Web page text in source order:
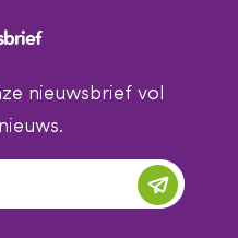
nieuwsbrief vol